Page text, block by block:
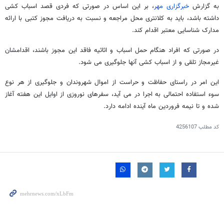
به گزارش خبرگزاری مهر، بر این اساس در صورتی که فردی قصد اسباب کشی
داشته باشد، باید به کلانتری محل مراجعه و نسبت به دریافت مجوز کتبی با ارائه
مدارک شناسایی معتبر اقدام کند.
در صورتی که افراد هنگام حمل اسباب و اثاثیه فاقد این مجوز باشند، اقدامشان
غیرمجاز تلقی و از اسباب کشی آنها جلوگیری می شود.
این امر در راستای حفاظت و حراست از اموال شهروندان و جلوگیری از هر نوع
سوء استفاده احتمالی به اجرا در می آید، سفرهای نوروزی از اوایل این هفته آغاز
شده و تا نیمه فروردین ماه آینده ادامه دارد.
کد مطلب4256107